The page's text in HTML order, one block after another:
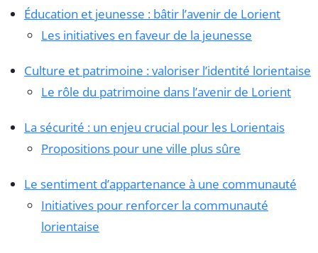
Éducation et jeunesse : bâtir l’avenir de Lorient
Les initiatives en faveur de la jeunesse
Culture et patrimoine : valoriser l’identité lorientaise
Le rôle du patrimoine dans l’avenir de Lorient
La sécurité : un enjeu crucial pour les Lorientais
Propositions pour une ville plus sûre
Le sentiment d’appartenance à une communauté
Initiatives pour renforcer la communauté
lorientaise